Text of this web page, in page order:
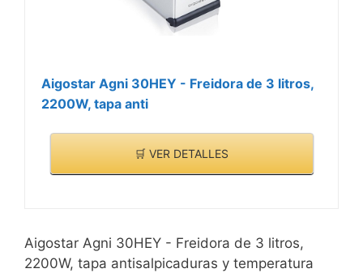
Aigostar Agni 30HEY - Freidora de 3 litros,
2200W, tapa anti
🛒 VER DETALLES
Aigostar Agni 30HEY - Freidora de 3 litros,
2200W, tapa antisalpicaduras y temperatura